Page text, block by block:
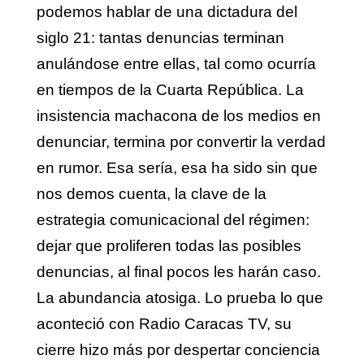
podemos hablar de una dictadura del
siglo 21: tantas denuncias terminan
anulándose entre ellas, tal como ocurría
en tiempos de la Cuarta República. La
insistencia machacona de los medios en
denunciar, termina por convertir la verdad
en rumor. Esa sería, esa ha sido sin que
nos demos cuenta, la clave de la
estrategia comunicacional del régimen:
dejar que proliferen todas las posibles
denuncias, al final pocos les harán caso.
La abundancia atosiga. Lo prueba lo que
aconteció con Radio Caracas TV, su
cierre hizo más por despertar conciencia